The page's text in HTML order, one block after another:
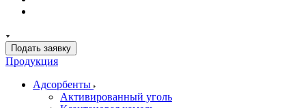
Подать заявку
Продукция
Адсорбенты
Активированный уголь